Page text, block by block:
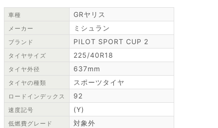
車種 GRヤリス
メーカー ミシュラン
ブランド PILOT SPORT CUP 2
タイヤサイズ 225/40R18
タイヤ外径 637mm
タイヤの種類 スポーツタイヤ
ロードインデックス 92
速度記号 (Y)
低燃費グレード 対象外